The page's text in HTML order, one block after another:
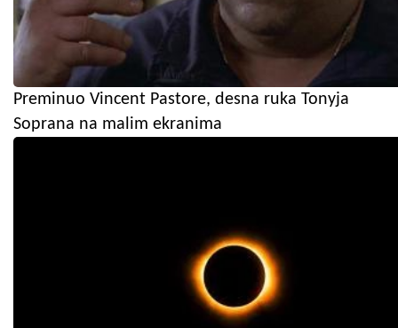
Preminuo Vincent Pastore, desna ruka Tonyja
Soprana na malim ekranima